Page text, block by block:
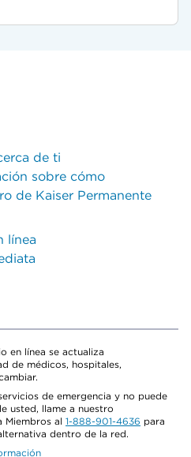
de ti
sobre cómo
de Kaiser Permanente
línea
en línea se actualiza
de médicos, hospitales,
de emergencia y no puede
usted, llame a nuestro
Miembros al 1-888-901-4636 para
dentro de la red.